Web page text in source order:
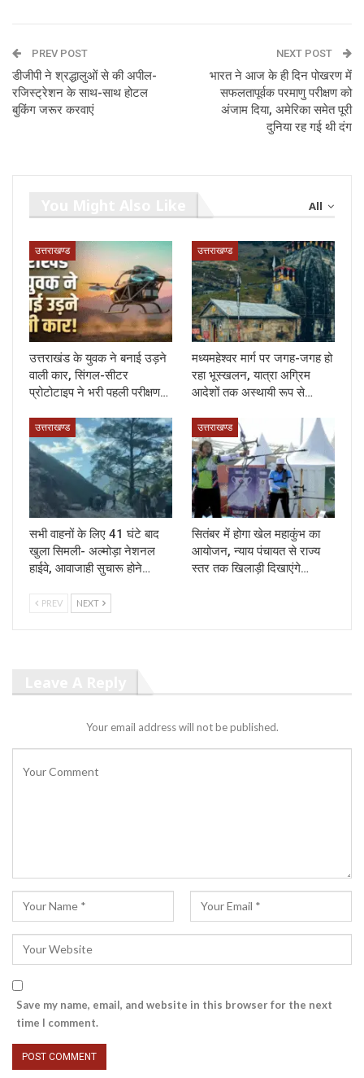
PREV POST
डीजीपी ने श्रद्धालुओं से की अपील-
रजिस्ट्रेशन के साथ-साथ होटल
बुकिंग जरूर करवाएं
NEXT POST
भारत ने आज के ही दिन पोखरण में
सफलतापूर्वक परमाणु परीक्षण को
अंजाम दिया, अमेरिका समेत पूरी
दुनिया रह गई थी दंग
All
उत्तराखण्ड
उत्तराखंड के युवक ने बनाई उड़ने
वाली कार, सिंगल-सीटर
प्रोटोटाइप ने भरी पहली परीक्षण…
उत्तराखण्ड
मध्यमहेश्वर मार्ग पर जगह-जगह हो
रहा भूस्खलन, यात्रा अग्रिम
आदेशों तक अस्थायी रूप से…
उत्तराखण्ड
सभी वाहनों के लिए 41 घंटे बाद
खुला सिमली- अल्मोड़ा नेशनल
हाईवे, आवाजाही सुचारू होने…
उत्तराखण्ड
सितंबर में होगा खेल महाकुंभ का
आयोजन, न्याय पंचायत से राज्य
स्तर तक खिलाड़ी दिखाएंगे…
PREV NEXT
Your email address will not be published.
Save my name, email, and website in this browser for the next
time I comment.